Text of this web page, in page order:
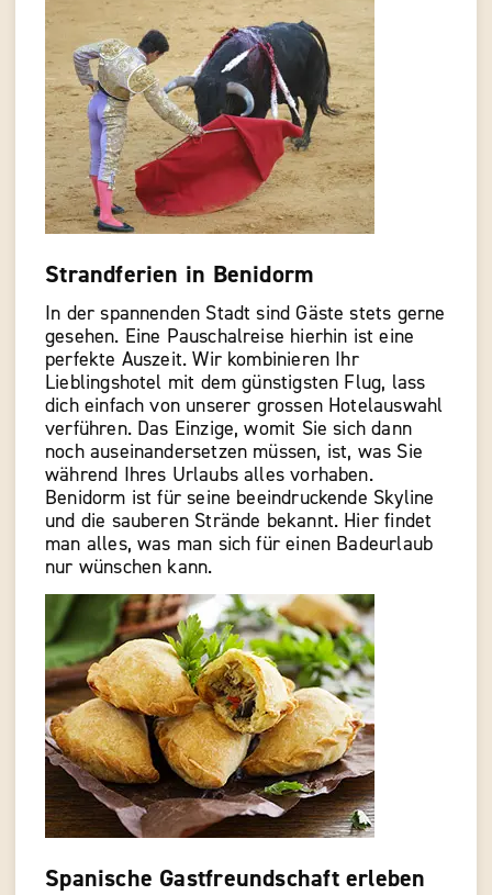
Strandferien in Benidorm
In der spannenden Stadt sind Gäste stets gerne
gesehen. Eine Pauschalreise hierhin ist eine
perfekte Auszeit. Wir kombinieren Ihr
Lieblingshotel mit dem günstigsten Flug, lass
dich einfach von unserer grossen Hotelauswahl
verführen. Das Einzige, womit Sie sich dann
noch auseinandersetzen müssen, ist, was Sie
während Ihres Urlaubs alles vorhaben.
Benidorm ist für seine beeindruckende Skyline
und die sauberen Strände bekannt. Hier findet
man alles, was man sich für einen Badeurlaub
nur wünschen kann.
Spanische Gastfreundschaft erleben